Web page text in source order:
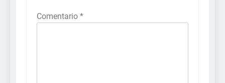
Comentario *